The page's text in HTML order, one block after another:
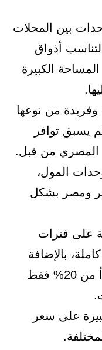
بين المحلات
لتناسب أذواق
الكبيرة
من نوعها
يسبق توافر
المصري من قبل.
المول،
ومصر بشكل
على فترات
4 سنوات كاملة، بالإضافة
لوجود مقدمات بسيطة تبدأ من 20% فقط
على سعر